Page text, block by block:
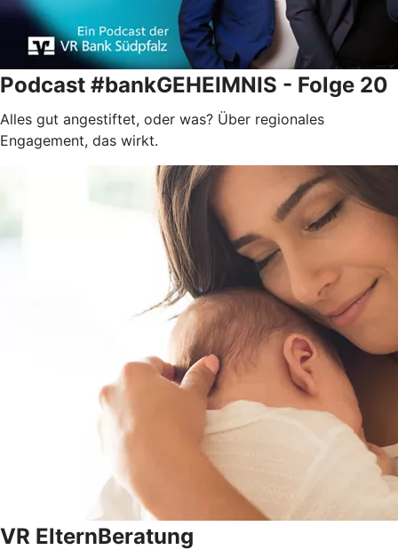
Podcast #bankGEHEIMNIS - Folge 20
Alles gut angestiftet, oder was? Über regionales
Engagement, das wirkt.
VR ElternBeratung